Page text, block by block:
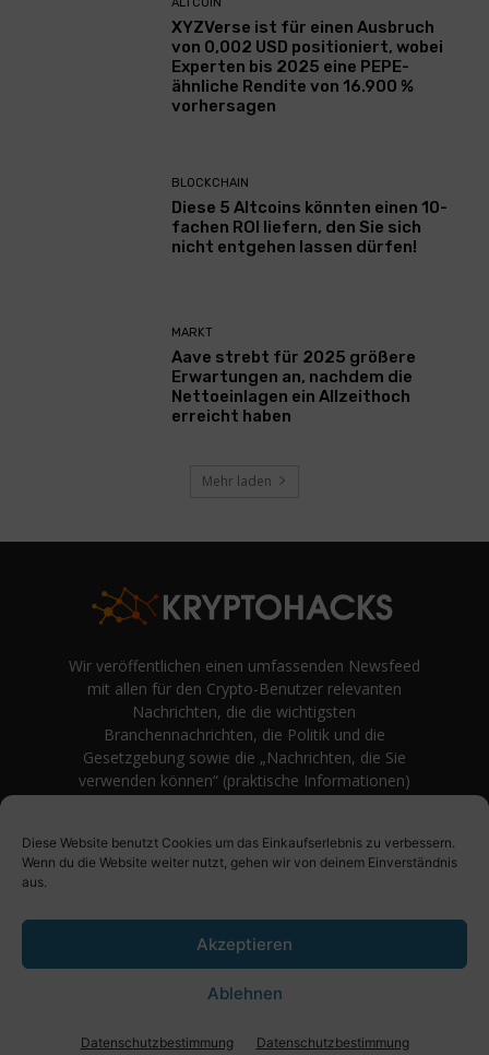
Diese Website benutzt Cookies um das Einkaufserlebnis zu verbessern.
Wenn du die Website weiter nutzt, gehen wir von deinem Einverständnis
aus.
Akzeptieren
Ablehnen
Datenschutzbestimmung Datenschutzbestimmung
ALTCOIN
XYZVerse ist für einen Ausbruch
von 0,002 USD positioniert, wobei
Experten bis 2025 eine PEPE-
ähnliche Rendite von 16.900 %
vorhersagen
BLOCKCHAIN
Diese 5 Altcoins könnten einen 10-
fachen ROI liefern, den Sie sich
nicht entgehen lassen dürfen!
MARKT
Aave strebt für 2025 größere
Erwartungen an, nachdem die
Nettoeinlagen ein Allzeithoch
erreicht haben
Mehr laden
Wir veröffentlichen einen umfassenden Newsfeed
mit allen für den Crypto-Benutzer relevanten
Nachrichten, die die wichtigsten
Branchennachrichten, die Politik und die
Gesetzgebung sowie die „Nachrichten, die Sie
verwenden können“ (praktische Informationen)
Meinungen rund um Kryptowährung. Einfache
Logik und Beispiele aus der Praxis werden vor
bevorzugt.
© KryptoHacks News - 2021